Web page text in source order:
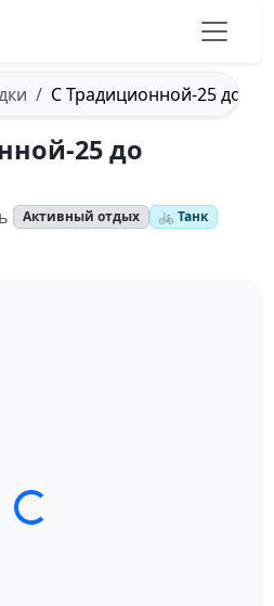
С Традиционной-25 до
25 до
Активный отдых
🚲 Танк